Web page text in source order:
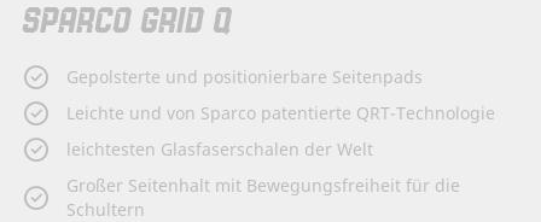
SPARCO GRID Q
Gepolsterte und positionierbare Seitenpads
Leichte und von Sparco patentierte QRT-Technologie
leichtesten Glasfaserschalen der Welt
Großer Seitenhalt mit Bewegungsfreiheit für die
Schultern
Anfang
der
Bildergalerie
springen